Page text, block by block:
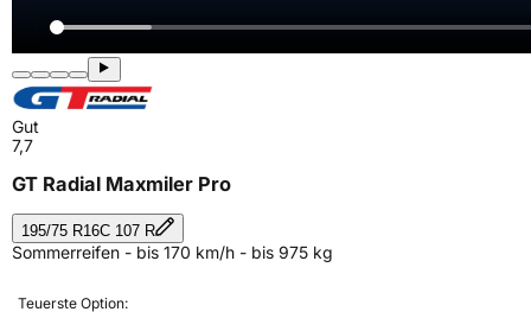
Gut
7,7
GT Radial Maxmiler Pro
195/75 R16C 107 R
Sommerreifen - bis 170 km/h - bis 975 kg
Teuerste Option: